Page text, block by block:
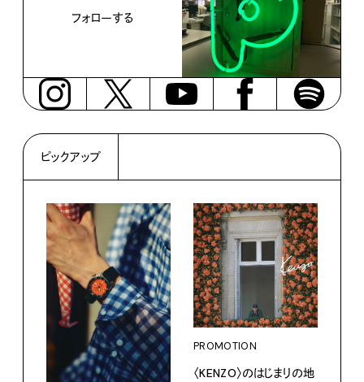
フォローする
ピックアップ
PROMOTION
〈KENZO〉のはじまりの地